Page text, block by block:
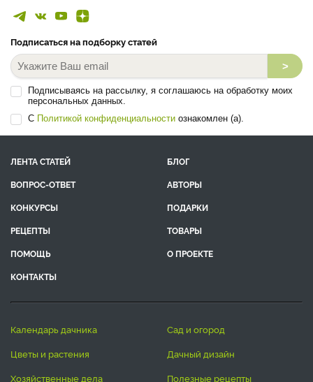
Подписаться на подборку статей
>
Подписываясь на рассылку, я соглашаюсь на обработку моих
персональных данных.
С Политикой конфиденциальности ознакомлен (а).
ЛЕНТА СТАТЕЙ
БЛОГ
ВОПРОС-ОТВЕТ
АВТОРЫ
КОНКУРСЫ
ПОДАРКИ
РЕЦЕПТЫ
ТОВАРЫ
ПОМОЩЬ
О ПРОЕКТЕ
КОНТАКТЫ
календарь дачника
сад и огород
цветы и растения
дачный дизайн
хозяйственные дела
полезные рецепты